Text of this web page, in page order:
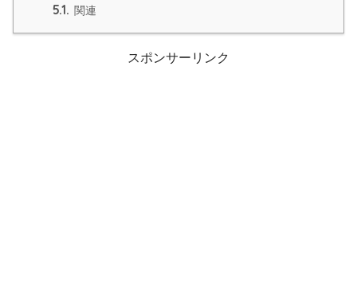
5.1. 関連
スポンサーリンク